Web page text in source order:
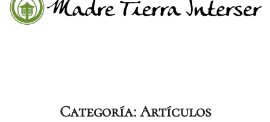
Categoría:Artículos